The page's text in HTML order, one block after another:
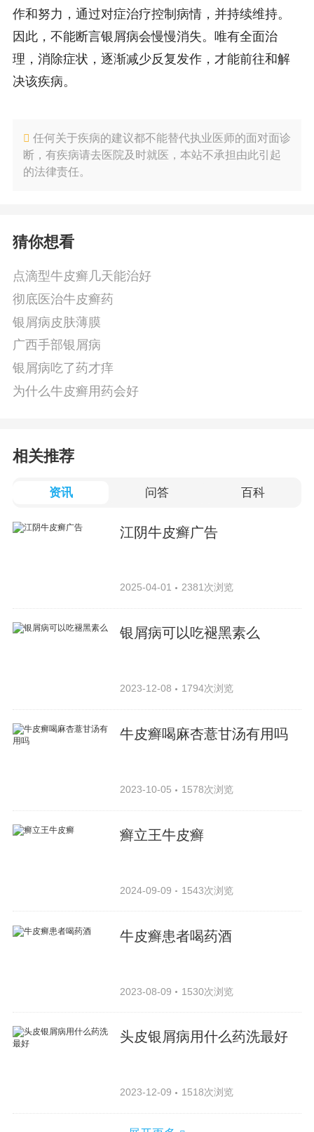
作和努力，通过对症治疗控制病情，并持续维持。
因此，不能断言银屑病会慢慢消失。唯有全面治
理，消除症状，逐渐减少反复发作，才能前往和解
决该疾病。
任何关于疾病的建议都不能替代执业医师的面对面诊
断，有疾病请去医院及时就医，本站不承担由此引起
的法律责任。
猜你想看
点滴型牛皮癣几天能治好
彻底医治牛皮癣药
银屑病皮肤薄膜
广西手部银屑病
银屑病吃了药才痒
为什么牛皮癣用药会好
相关推荐
资讯 问答 百科
江阴牛皮癣广告
2025-04-01 2381次浏览
银屑病可以吃褪黑素么
2023-12-08 1794次浏览
牛皮癣喝麻杏薏甘汤有用吗
2023-10-05 1578次浏览
癣立王牛皮癣
2024-09-09 1543次浏览
牛皮癣患者喝药酒
2023-08-09 1530次浏览
头皮银屑病用什么药洗最好
2023-12-09 1518次浏览